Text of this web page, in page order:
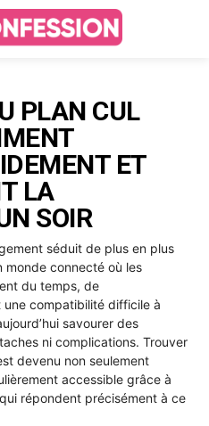
PLAN CUL
ET
LA
SOIR
séduit de plus en plus
monde connecté où les
du temps, de
une compatibilité difficile à
savourer des
ni complications. Trouver
devenu non seulement
accessible grâce à
répondent précisément à ce